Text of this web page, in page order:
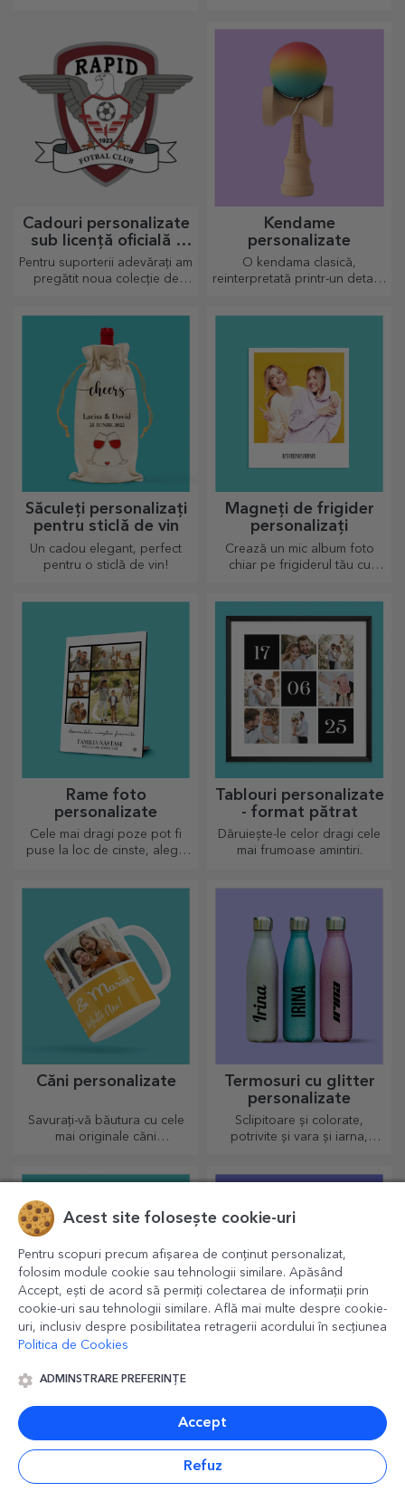
Cadouri personalizate
sub licență oficială -
FC Rapid 1923
București
Pentru suporterii adevărați am
pregătit noua colecție de
parteneriat cu echipa alb-
vișinie
Kendame
personalizate
O kendama clasică,
reinterpretată printr-un detaliu
Săculeți personalizați
pentru sticlă de vin
Un cadou elegant, perfect
pentru o sticlă de vin!
Magneți de frigider
personalizați
Crează un mic album foto
chiar pe frigiderul tău cu
Rame foto
personalizate
Cele mai dragi poze pot fi
puse la loc de cinste, alege
Tablouri personalizate
- format pătrat
Dăruiește-le celor dragi cele
mai frumoase amintiri.
Căni personalizate
Savurați-vă băutura cu cele
mai originale căni
Termosuri cu glitter
personalizate
Sclipitoare și colorate,
potrivite și vara și iarna,
cu tine!
x Flick Domnul Rimă
Pentru cei care apreciază
jocurile de cuvinte și rimele
pline de însemnătate.
Utile și stylish, termosurile
personalizate sunt perfecte
pentru a savura băutura
preferată indiferent de sezon.
Acest site folosește cookie-uri
Pentru scopuri precum afișarea de conținut personalizat,
folosim module cookie sau tehnologii similare. Apăsând
Accept, ești de acord să permiți colectarea de informații prin
cookie-uri sau tehnologii similare. Află mai multe despre cookie-
uri, inclusiv despre posibilitatea retragerii acordului în secțiunea
Politica de Cookies
ADMINSTRARE PREFERINȚE
Accept
Refuz